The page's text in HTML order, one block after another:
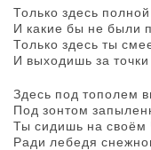
Только здесь
И какие бы не были
Только здесь ты
И выходишь за точки
Здесь под тополем
Под зонтом
Ты сидишь на своём
Ради лебедя